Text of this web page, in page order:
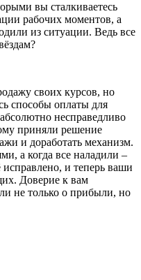
вы сталкиваетесь
рабочих моментов, а
из ситуации. Ведь все
своих курсов, но
способы оплаты для
несправедливо
приняли решение
и доработать механизм.
а когда все наладили –
исправлено, и теперь ваши
Доверие к вам
не только о прибыли, но